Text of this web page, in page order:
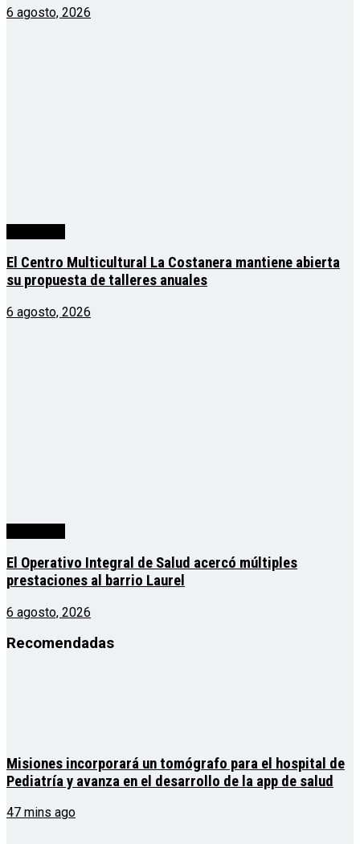
6 agosto, 2026
El Centro Multicultural La Costanera mantiene abierta
su propuesta de talleres anuales
6 agosto, 2026
El Operativo Integral de Salud acercó múltiples
prestaciones al barrio Laurel
6 agosto, 2026
Recomendadas
Misiones incorporará un tomógrafo para el hospital de
Pediatría y avanza en el desarrollo de la app de salud
47 mins ago